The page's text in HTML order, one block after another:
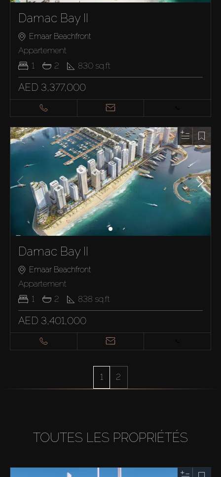
Damac Bay II
Emaar Beachfront
Appartement
1
2 830 sq.ft
AED 3,377,000
Damac Bay II
Emaar Beachfront
Appartement
1
2 838 sq.ft
AED 3,401,000
1 2
TOUTES LES PROPRIÉTÉS